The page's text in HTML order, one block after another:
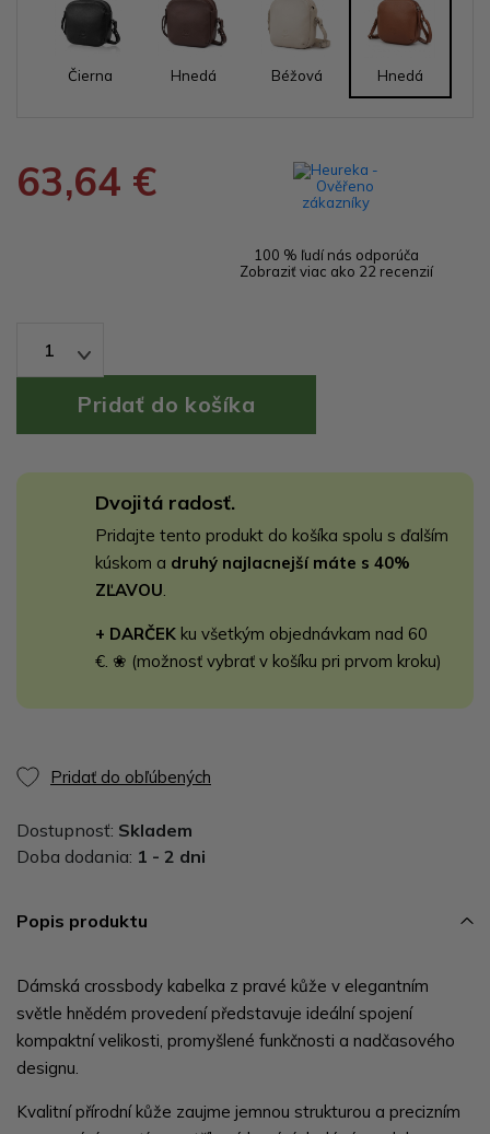
Čierna Hnedá Béžová Hnedá
63,64 €
100 % ľudí nás odporúča
Zobraziť viac ako 22 recenzií
1
Dvojitá radosť.
Pridajte tento produkt do košíka spolu s ďalším
kúskom a druhý najlacnejší máte s 40%
ZĽAVOU
+ DARČEK ku všetkým objednávkam nad 60
€. ❀ (možnosť vybrať v košíku pri prvom kroku)
Pridať do obľúbených
Dostupnosť: Skladem
Doba dodania: 1 - 2 dni
Popis produktu
Dámská crossbody kabelka z pravé kůže v elegantním
světle hnědém provedení představuje ideální spojení
kompaktní velikosti, promyšlené funkčnosti a nadčasového
designu.
Kvalitní přírodní kůže zaujme jemnou strukturou a precizním